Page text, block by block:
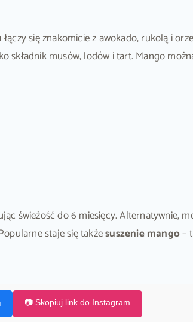
łączy się znakomicie z awokado, rukolą i
składnik musów, lodów i tart. Mango
świeżość do 6 miesięcy. Alternatywnie,
staje się takżesuszenie mango–
📷 Skopiuj link do Instagram